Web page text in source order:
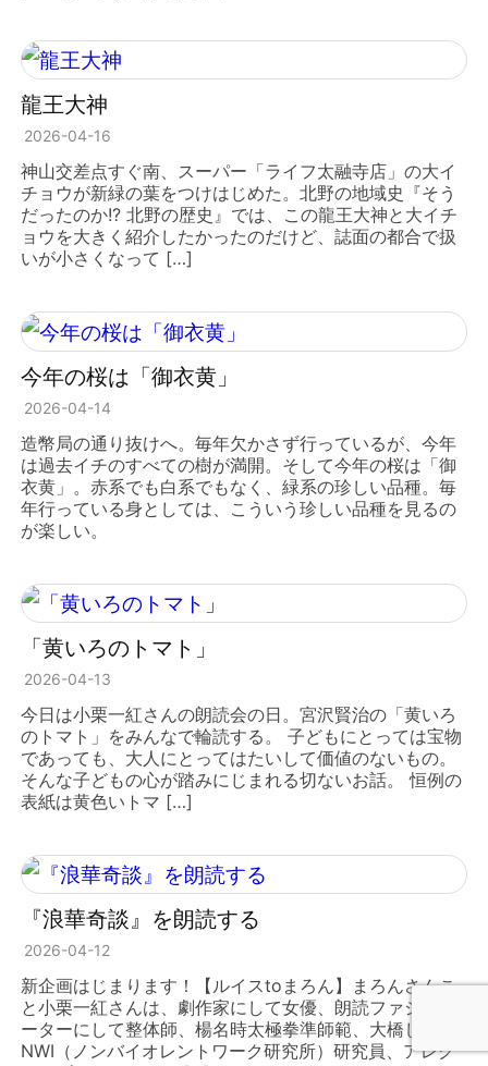
龍王大神
2026-04-16
神山交差点すぐ南、スーパー「ライフ太融寺店」の大イ
チョウが新緑の葉をつけはじめた。北野の地域史『そう
だったのか!? 北野の歴史』では、この龍王大神と大イチ
ョウを大きく紹介したかったのだけど、誌面の都合で扱
いが小さくなって […]
今年の桜は「御衣黄」
2026-04-14
造幣局の通り抜けへ。毎年欠かさず行っているが、今年
は過去イチのすべての樹が満開。そして今年の桜は「御
衣黄」。赤系でも白系でもなく、緑系の珍しい品種。毎
年行っている身としては、こういう珍しい品種を見るの
が楽しい。
「黄いろのトマト」
2026-04-13
今日は小栗一紅さんの朗読会の日。宮沢賢治の「黄いろ
のトマト」をみんなで輪読する。 子どもにとっては宝物
であっても、大人にとってはたいして価値のないもの。
そんな子どもの心が踏みにじまれる切ないお話。 恒例の
表紙は黄色いトマ […]
『浪華奇談』を朗読する
2026-04-12
新企画はじまります！【ルイスtoまろん】まろんさんこ
と小栗一紅さんは、劇作家にして女優、朗読ファシリテ
ーターにして整体師、楊名時太極拳準師範、大橋しん
NWI（ノンバイオレントワーク研究所）研究員、アレク